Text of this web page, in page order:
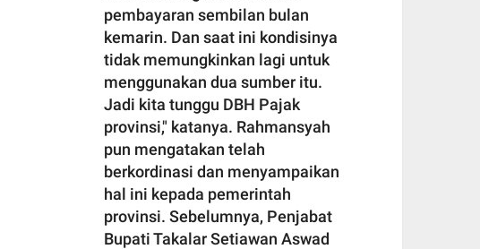
pembayaran sembilan bulan
kemarin. Dan saat ini kondisinya
tidak memungkinkan lagi untuk
menggunakan dua sumber itu.
Jadi kita tunggu DBH Pajak
provinsi," katanya. Rahmansyah
pun mengatakan telah
berkordinasi dan menyampaikan
hal ini kepada pemerintah
provinsi. Sebelumnya, Penjabat
Bupati Takalar Setiawan Aswad